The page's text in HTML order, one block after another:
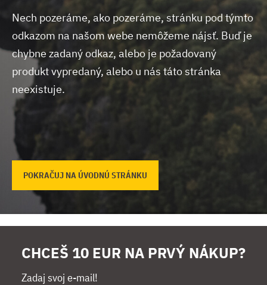
Nech pozeráme, ako pozeráme, stránku pod týmto
odkazom na našom webe nemôžeme nájsť. Buď je
chybne zadaný odkaz, alebo je požadovaný
produkt vypredaný, alebo u nás táto stránka
neexistuje.
POKRAČUJ NA ÚVODNÚ STRÁNKU
CHCEŠ 10 EUR NA PRVÝ NÁKUP?
Zadaj svoj e-mail!